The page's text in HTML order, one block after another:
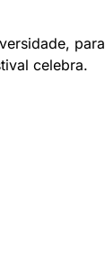
para
celebra.